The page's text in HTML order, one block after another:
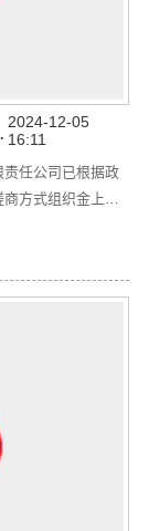
采购公告 2024-12-05
16:11
任公司已根据政
方式组织金上绿
本项目由采购人
动。1.项目名